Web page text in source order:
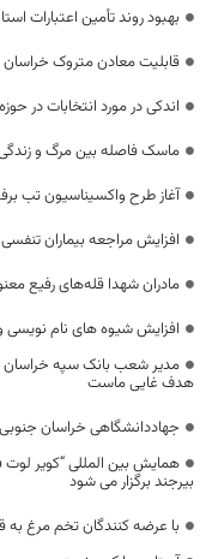
بهبود روند تأمین اعتبارات
قابلیت معادن متروک
اندکی در مورد انتخابات در
ماسک فاصله بین مرگ و
آغاز طرح واکسیناسیون تب
افزایش مراجعه بیماران
مادران شهدا قله‌های رفیع
افزایش شیوه های نام
مدیر شعب بانک سپه خراسان
هدف غایی ماست
جهاددانشگاهی خراسان
همایش بین المللی “کویر
بیرجند برگزار می شود
با عرضه کنندگان تخم مرغ به قیمت بیشتر از